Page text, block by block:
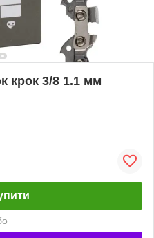
крок 3/8 1.1 мм